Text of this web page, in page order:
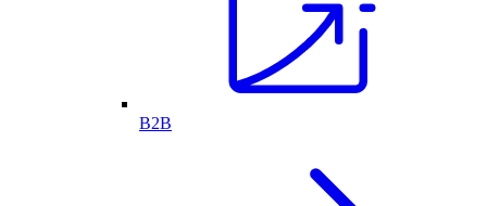
B2B